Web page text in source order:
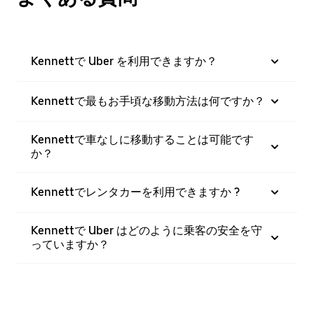
Kennettで Uber を利用できますか？
Kennettで最もお手頃な移動方法は何ですか？
Kennettで車なしに移動することは可能です
か？
Kennettでレンタカーを利用できますか ?
Kennettで Uber はどのように乗客の安全を守
っていますか？